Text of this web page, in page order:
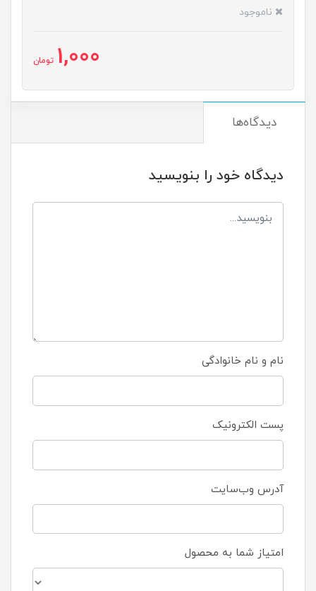
ناموجود
1,000 تومان
دیدگاه‌ها
دیدگاه خود را بنویسید
نام و نام خانوادگی
پست الکترونیک
آدرس وب‌سایت
امتیاز شما به محصول